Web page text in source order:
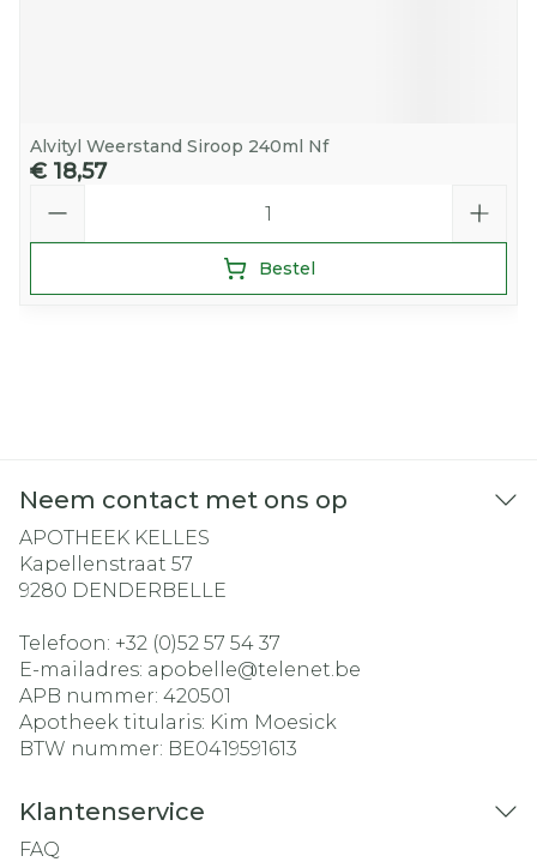
Alvityl Weerstand Siroop 240ml Nf
€ 18,57
Bestel
Neem contact met ons op
APOTHEEK KELLES
Kapellenstraat 57
9280 DENDERBELLE
Telefoon: +32 (0)52 57 54 37
E-mailadres: apobelle@telenet.be
APB nummer: 420501
Apotheek titularis: Kim Moesick
BTW nummer: BE0419591613
Klantenservice
FAQ